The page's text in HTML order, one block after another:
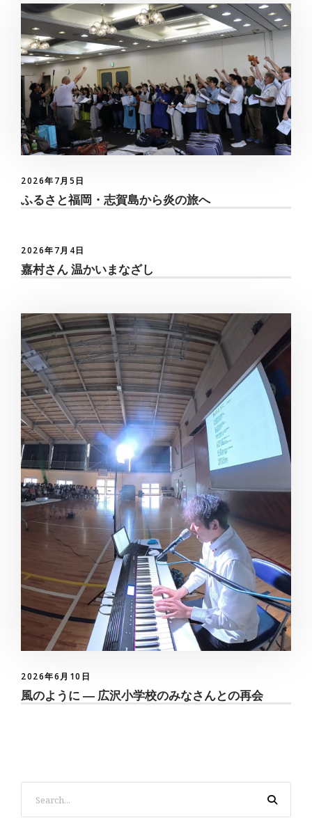
2026年7月5日
ふるさと福岡・志賀島から炎の旅へ
2026年7月4日
嘉村さん 温かいまなざし
2026年6月10日
風のように ― 広沢小学校のみなさんとの再会